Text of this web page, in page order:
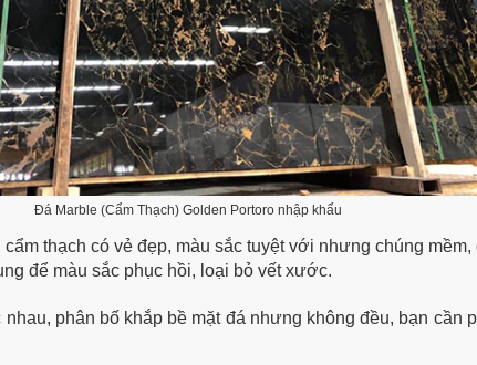
Đá Marble (Cẩm Thạch) Golden Portoro nhập khẩu
thạch có vẻ đẹp, màu sắc tuyệt với nhưng chúng
để màu sắc phục hồi, loại bỏ vết xước.
phân bố khắp bề mặt đá nhưng không đều, bạn cần